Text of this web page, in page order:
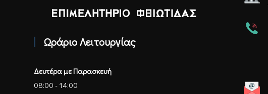
Ωράριο Λειτουργίας
Δευτέρα με Παρασκευή
08:00 - 14:00